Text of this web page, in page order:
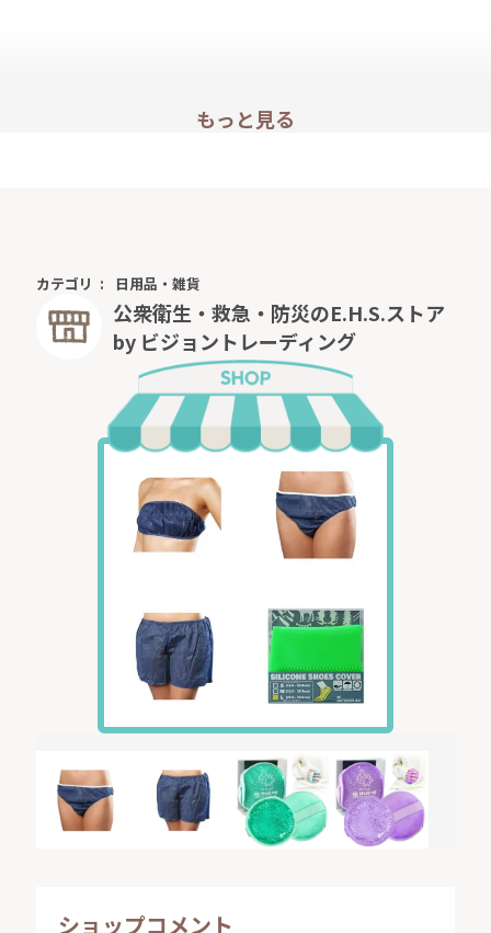
もっと見る
カテゴリ 日用品・雑貨
公衆衛生・救急・防災のE.H.S.ストア
by ビジョントレーディング
ショップコメント